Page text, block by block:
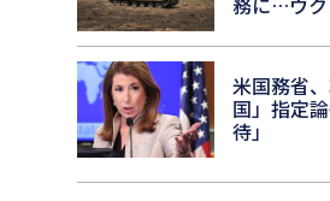
米国務省
国」指定
待」